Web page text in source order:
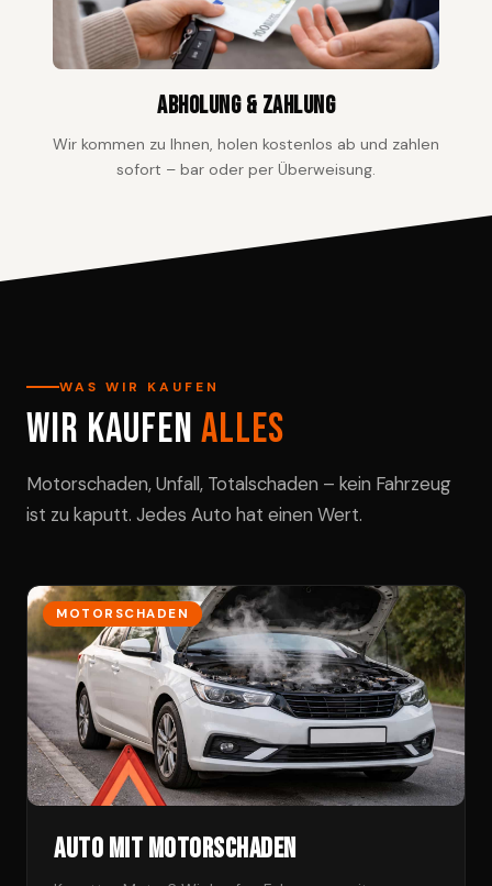
Abholung & Zahlung
Wir kommen zu Ihnen, holen kostenlos ab und zahlen
sofort – bar oder per Überweisung.
WAS WIR KAUFEN
Wir kaufenalles
Motorschaden, Unfall, Totalschaden – kein Fahrzeug
ist zu kaputt. Jedes Auto hat einen Wert.
MOTORSCHADEN
Auto mit Motorschaden